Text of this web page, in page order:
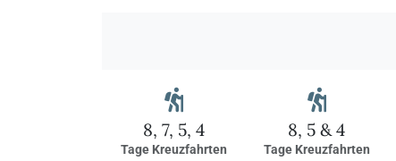
8, 7, 5, 4
Tage Kreuzfahrten
8, 5 & 4
Tage Kreuzfahrten